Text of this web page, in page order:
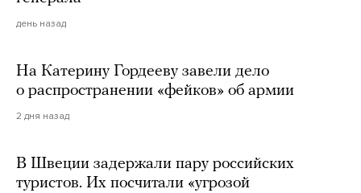
день назад
На Катерину Гордееву завели дело
о распространении «фейков» об армии
2 дня назад
В Швеции задержали пару российских
туристов. Их посчитали «угрозой